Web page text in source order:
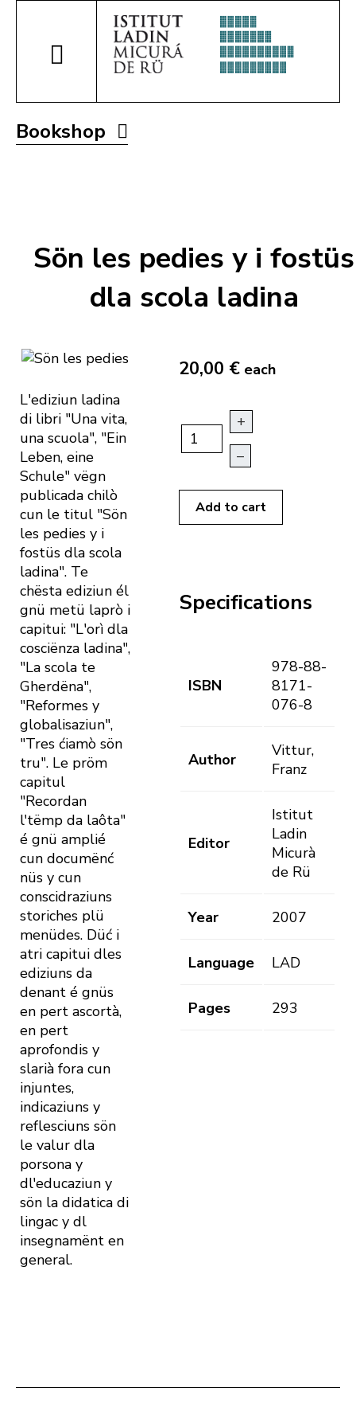
Bookshop
Sön les pedies y i fostüs
dla scola ladina
L'ediziun ladina
di libri "Una vita,
una scuola", "Ein
Leben, eine
Schule" vëgn
publicada chilò
cun le titul "Sön
les pedies y i
fostüs dla scola
ladina". Te
chësta ediziun él
gnü metü laprò i
capitui: "L'orì dla
cosciënza ladina",
"La scola te
Gherdëna",
"Reformes y
globalisaziun",
"Tres ćiamò sön
tru". Le pröm
capitul
"Recordan
l'tëmp da laôta"
é gnü amplié
cun documënć
nüs y cun
conscidraziuns
storiches plü
menüdes. Düć i
atri capitui dles
ediziuns da
denant é gnüs
en pert ascortà,
en pert
aprofondis y
slarià fora cun
injuntes,
indicaziuns y
reflesciuns sön
le valur dla
porsona y
dl'educaziun y
sön la didatica di
lingac y dl
insegnamënt en
general.
20,00 € each
+
–
Add to cart
Specifications
ISBN
978-88-
8171-
076-8
Author
Vittur,
Franz
Editor
Istitut
Ladin
Micurà
de Rü
Year 2007
Language LAD
Pages 293